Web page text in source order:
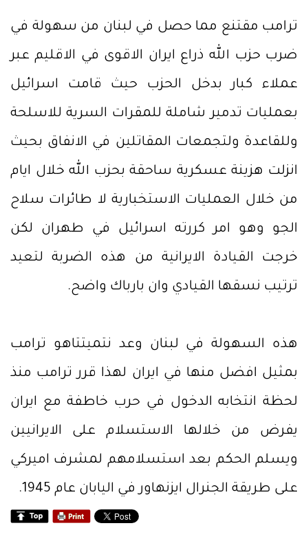
ترامب مقتنع مما حصل في لبنان من سهولة في
ضرب حزب الله ذراع ايران الاقوى في الاقليم عبر
عملاء كبار بدخل الحزب حيث قامت اسرائيل
بعمليات تدمير شاملة للمقرات السرية للاسلحة
وللقاعدة ولتجمعات المقاتلين في الانفاق بحيث
انزلت هزينة عسكرية ساحقة بحزب الله خلال ايام
من خلال العمليات الاستخبارية لا طائرات سلاح
الجو وهو امر كررته اسرائيل في طهران لكن
خرجت القيادة الايرانية من هذه الضربة لتعيد
ترتيب نسقها القيادي وان بارباك واضح.
هذه السهولة في لبنان وعد نتميتتاهو ترامب
بمثيل افضل منها في ايران لهذا قرر ترامب منذ
لحظة انتخابه الدخول في حرب خاطفة مع ايران
يفرض من خلالها الاستسلام على الايرانيين
ويسلم الحكم بعد استسلامهم لمشرف اميركي
على طريقة الجنرال ايزنهاور في اليابان عام 1945.